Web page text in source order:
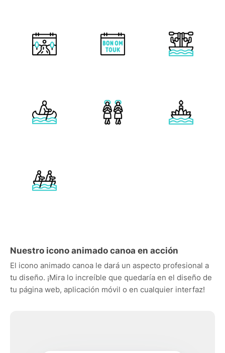
Nuestro icono animado canoa en acción
El icono animado canoa le dará un aspecto profesional a
tu diseño. ¡Mira lo increíble que quedaría en el diseño de
tu página web, aplicación móvil o en cualquier interfaz!